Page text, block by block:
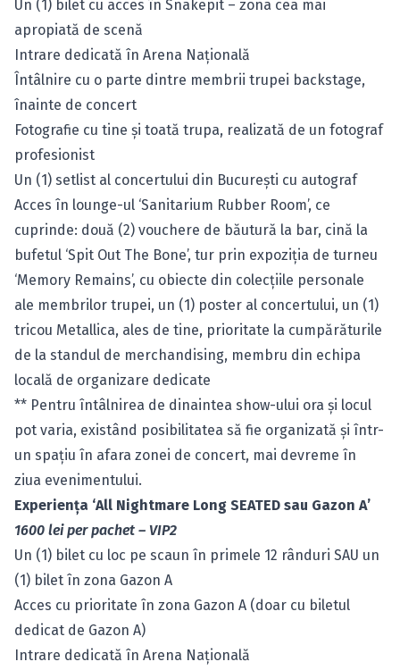
Un (1) bilet cu acces în Snakepit – zona cea mai
apropiată de scenă
Intrare dedicată în Arena Naţională
Întâlnire cu o parte dintre membrii trupei backstage,
înainte de concert
Fotografie cu tine şi toată trupa, realizată de un fotograf
profesionist
Un (1) setlist al concertului din Bucureşti cu autograf
Acces în lounge-ul ‘Sanitarium Rubber Room’, ce
cuprinde: două (2) vouchere de băutură la bar, cină la
bufetul ‘Spit Out The Bone’, tur prin expoziţia de turneu
‘Memory Remains’, cu obiecte din colecţiile personale
ale membrilor trupei, un (1) poster al concertului, un (1)
tricou Metallica, ales de tine, prioritate la cumpărăturile
de la standul de merchandising, membru din echipa
locală de organizare dedicate
** Pentru întâlnirea de dinaintea show-ului ora şi locul
pot varia, existând posibilitatea să fie organizată şi într-
un spaţiu în afara zonei de concert, mai devreme în
ziua evenimentului.
Experienţa ‘All Nightmare Long SEATED sau Gazon A’
1600 lei per pachet – VIP2
Un (1) bilet cu loc pe scaun în primele 12 rânduri SAU un
(1) bilet în zona Gazon A
Acces cu prioritate în zona Gazon A (doar cu biletul
dedicat de Gazon A)
Intrare dedicată în Arena Naţională